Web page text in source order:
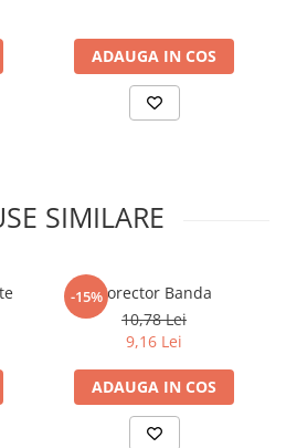
ADAUGA IN COS
SIMILARE
-15%Corector Banda
10,78 Lei
9,16 Lei
ADAUGA IN COS